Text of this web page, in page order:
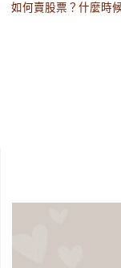
如何賣股票？什麼時